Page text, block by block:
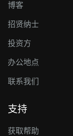
博客
招贤纳士
投资方
办公地点
联系我们
支持
获取帮助